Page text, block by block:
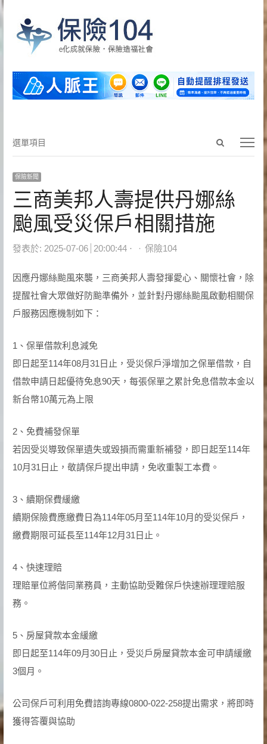
Open
search
選
項
目
選單項目
保險新聞
三商美邦人壽提供丹娜絲
颱風受災保戶相關措施
發表於: 2025-07-06 20:00:44 Author
保險104
因應丹娜絲颱風來襲，三商美邦人壽發揮愛心、關懷社會，除
提醒社會大眾做好防颱準備外，並針對丹娜絲颱風啟動相關保
戶服務因應機制如下：
1、保單借款利息減免
即日起至114年08月31日止，受災保戶淨增加之保單借款，自
借款申請日起優待免息90天，每張保單之累計免息借款本金以
新台幣10萬元為上限
2、免費補發保單
若因受災導致保單遺失或毀損而需重新補發，即日起至114年
10月31日止，敬請保戶提出申請，免收重製工本費。
3、續期保費緩繳
續期保險費應繳費日為114年05月至114年10月的受災保戶，
繳費期限可延長至114年12月31日止。
4、快速理賠
理賠單位將偕同業務員，主動協助受難保戶快速辦理理賠服
務。
5、房屋貸款本金緩繳
即日起至114年09月30日止，受災戶房屋貸款本金可申請緩繳
3個月。
公司保戶可利用免費諮詢專線0800-022-258提出需求，將即時
獲得答覆與協助